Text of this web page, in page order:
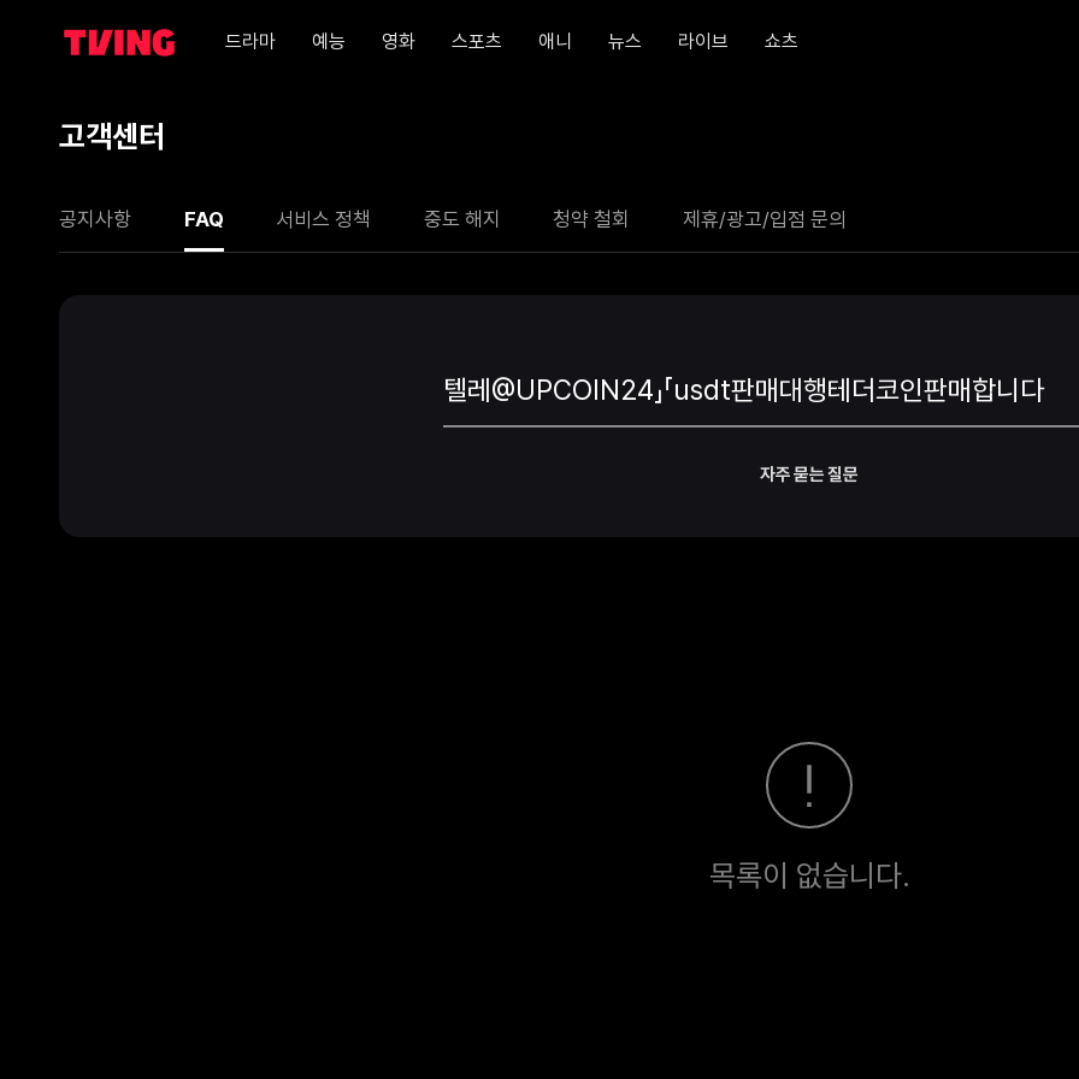
드라마 예능 영화 스포츠 애니 뉴스 라이브 쇼츠
고객센터
공지사항 FAQ 서비스 정책 중도 해지 청약 철회 제휴/광고/입점 문의
자주 묻는 질문
목록이 없습니다.